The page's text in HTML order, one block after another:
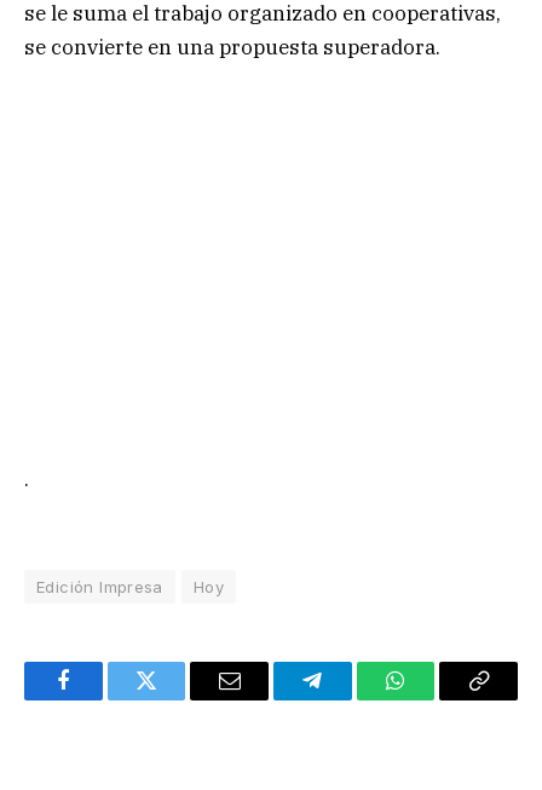
se le suma el trabajo organizado en cooperativas,
se convierte en una propuesta superadora.
.
Edición Impresa Hoy
FacebookTwitter Email TelegramWhatsAppCopy